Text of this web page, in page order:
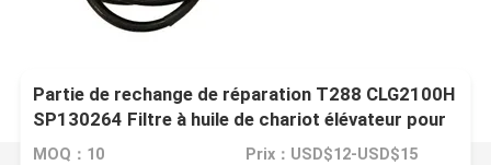
Partie de rechange de réparation T288 CLG2100H
SP130264 Filtre à huile de chariot élévateur pour
Liugong
MOQ：10 Prix：USD$12-USD$15